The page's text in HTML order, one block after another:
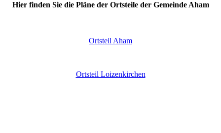
Hier finden Sie die Pläne der Ortsteile der Gemeinde Aham
Ortsteil Aham
Ortsteil Loizenkirchen